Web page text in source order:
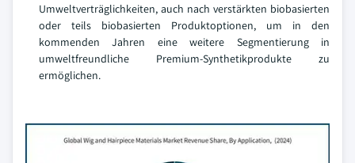
Umweltverträglichkeiten, auch nach verstärkten biobasierten
oder teils biobasierten Produktoptionen, um in den
kommenden Jahren eine weitere Segmentierung in
umweltfreundliche Premium-Synthetikprodukte zu
ermöglichen.